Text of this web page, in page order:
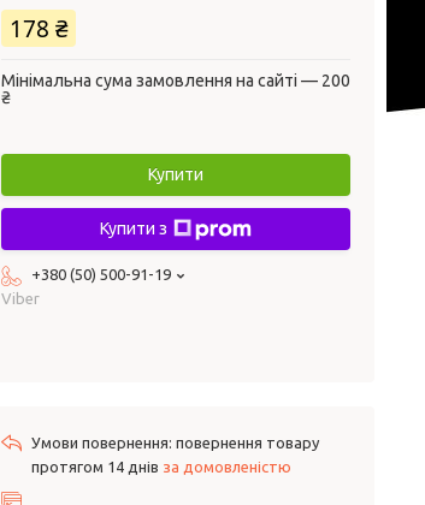
178 ₴
Мінімальна сума замовлення на сайті — 200
₴
Купити
Купити з
+380 (50) 500-91-19
Viber
повернення товару
протягом 14 днів за домовленістю